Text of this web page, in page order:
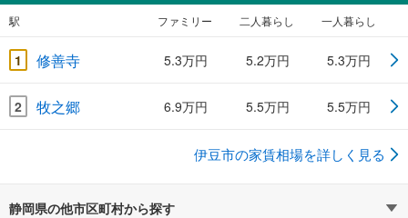
駅 ファミリー 二人暮らし 一人暮らし
1 修善寺 5.3万円 5.2万円 5.3万円
2 牧之郷 6.9万円 5.5万円 5.5万円
伊豆市の家賃相場を詳しく見る
静岡県の他市区町村から探す